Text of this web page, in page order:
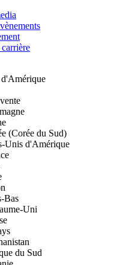
(Corée du Sud)
Unis d'Amérique
Bas
Uni
du Sud